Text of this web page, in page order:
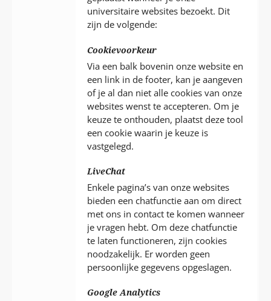
universitaire websites bezoekt. Dit
zijn de volgende:
Cookievoorkeur
Via een balk bovenin onze website en
een link in de footer, kan je aangeven
of je al dan niet alle cookies van onze
websites wenst te accepteren. Om je
keuze te onthouden, plaatst deze tool
een cookie waarin je keuze is
vastgelegd.
LiveChat
Enkele pagina’s van onze websites
bieden een chatfunctie aan om direct
met ons in contact te komen wanneer
je vragen hebt. Om deze chatfunctie
te laten functioneren, zijn cookies
noodzakelijk. Er worden geen
persoonlijke gegevens opgeslagen.
Google Analytics